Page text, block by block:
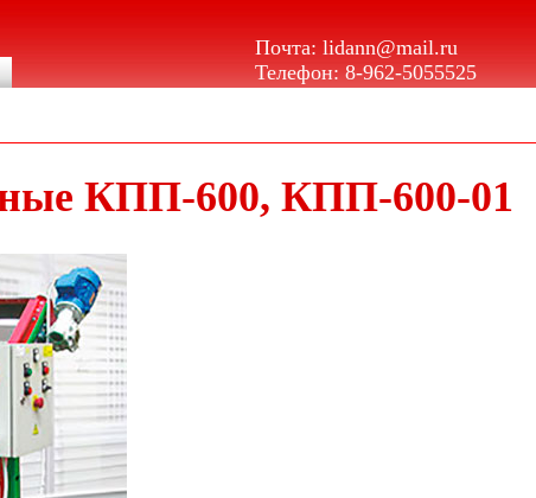
Почта: lidann@mail.ru
Телефон: 8-962-5055525
КПП-600, КПП-600-01